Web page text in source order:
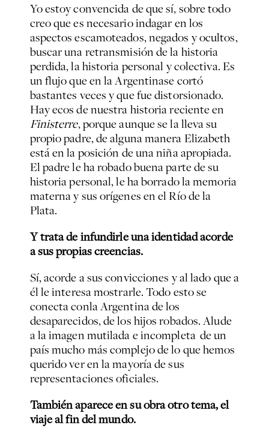
Yo estoy convencida de que sí, sobre todo
creo que es necesario indagar en los
aspectos escamoteados, negados y ocultos,
buscar una retransmisión de la historia
perdida, la historia personal y colectiva. Es
un flujo que en la Argentinase cortó
bastantes veces y que fue distorsionado.
Hay ecos de nuestra historia reciente en
Finisterre, porque aunque se la lleva su
propio padre, de alguna manera Elizabeth
está en la posición de una niña apropiada.
El padre le ha robado buena parte de su
historia personal, le ha borrado la memoria
materna y sus orígenes en el Río de la
Plata.
Y trata de infundirle una identidad acorde
a sus propias creencias.
Sí, acorde a sus convicciones y al lado que a
él le interesa mostrarle. Todo esto se
conecta conla Argentina de los
desaparecidos, de los hijos robados. Alude
a la imagen mutilada e incompleta de un
país mucho más complejo de lo que hemos
querido ver en la mayoría de sus
representaciones oficiales.
También aparece en su obra otro tema, el
viaje al fin del mundo.